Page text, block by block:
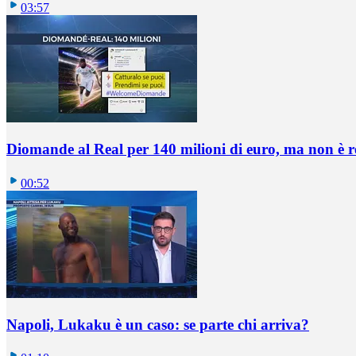
03:57
Diomande al Real per 140 milioni di euro, ma non è
00:52
Napoli, Lukaku è un caso: se parte chi arriva?